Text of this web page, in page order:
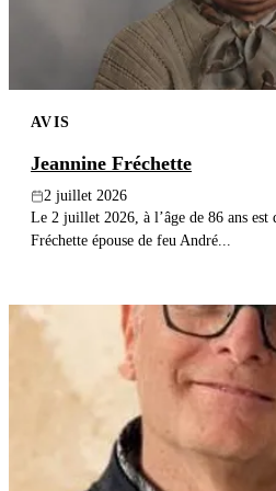
AVIS
Jeannine Fréchette
2 juillet 2026
Le 2 juillet 2026, à l’âge de 86 ans est
Fréchette épouse de feu André...